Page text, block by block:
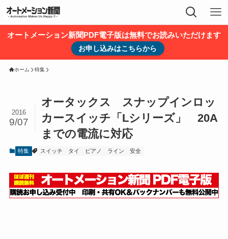
オートメーション新聞PDF電子版は無料でお読みいただけます
お申し込みはこちらから
ホーム 特集
オータックス スナップインロッ
カースイッチ「Lシリーズ」 20A
までの電流に対応
2016
9/07
特集 スイッチ タイ ピアノ ライン 安全